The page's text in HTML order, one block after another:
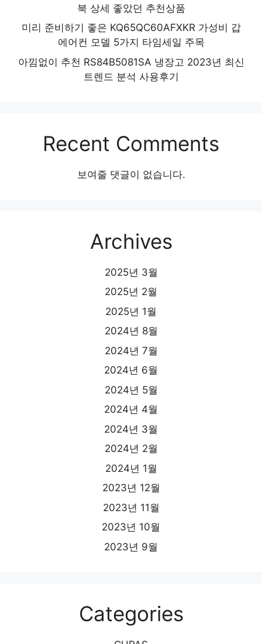
북 상세 좋았던 추천상품
미리 준비하기 좋은 KQ65QC60AFXKR 가성비 갑
에어컨 모델 5가지 타임세일 주목
아낌없이 추천 RS84B5081SA 냉장고 2023년 최신
트렌드 분석 사용후기
Recent Comments
보여줄 댓글이 없습니다.
Archives
2025년 3월
2025년 2월
2025년 1월
2024년 8월
2024년 7월
2024년 6월
2024년 5월
2024년 4월
2024년 3월
2024년 2월
2024년 1월
2023년 12월
2023년 11월
2023년 10월
2023년 9월
Categories